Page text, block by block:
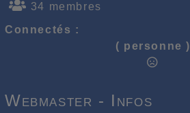
34 membres
Connectés :
( personne )
Webmaster - Infos